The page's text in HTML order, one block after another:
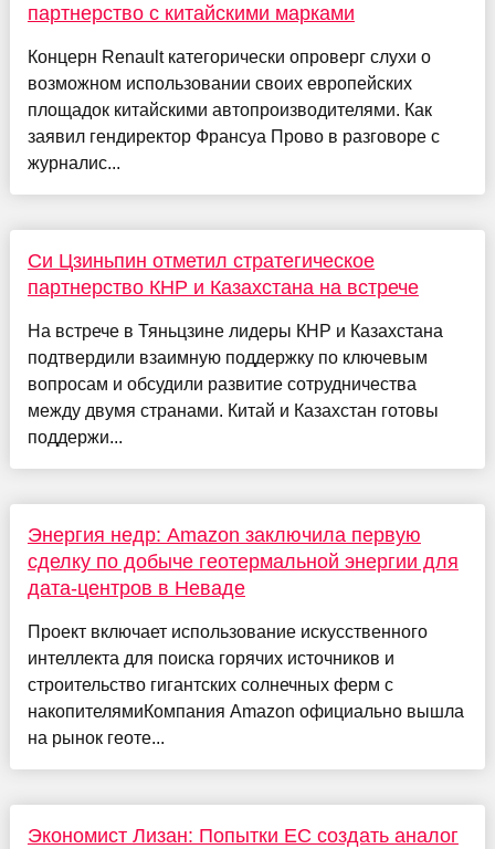
партнерство с китайскими марками
Концерн Renault категорически опроверг слухи о
возможном использовании своих европейских
площадок китайскими автопроизводителями. Как
заявил гендиректор Франсуа Прово в разговоре с
журналис...
Си Цзиньпин отметил стратегическое
партнерство КНР и Казахстана на встрече
На встрече в Тяньцзине лидеры КНР и Казахстана
подтвердили взаимную поддержку по ключевым
вопросам и обсудили развитие сотрудничества
между двумя странами. Китай и Казахстан готовы
поддержи...
Энергия недр: Amazon заключила первую
сделку по добыче геотермальной энергии для
дата-центров в Неваде
Проект включает использование искусственного
интеллекта для поиска горячих источников и
строительство гигантских солнечных ферм с
накопителямиКомпания Amazon официально вышла
на рынок геоте...
Экономист Лизан: Попытки ЕС создать аналог